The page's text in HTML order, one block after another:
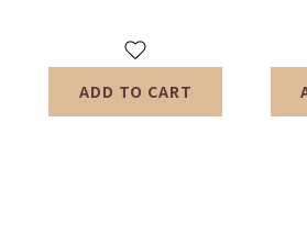
ADD TO CART